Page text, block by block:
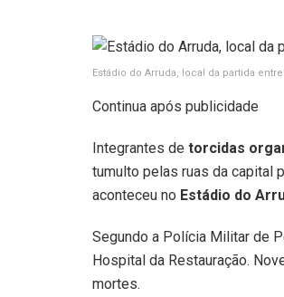
Estádio do Arruda, local da partida
Continua após publicidade
Integrantes de torcidas
tumulto pelas ruas da capital
aconteceu no Estádio do
Segundo a Polícia Militar de
Hospital da Restauração.
mortes.